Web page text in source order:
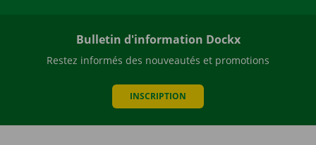
Bulletin d'information Dockx
Restez informés des nouveautés et promotions
INSCRIPTION